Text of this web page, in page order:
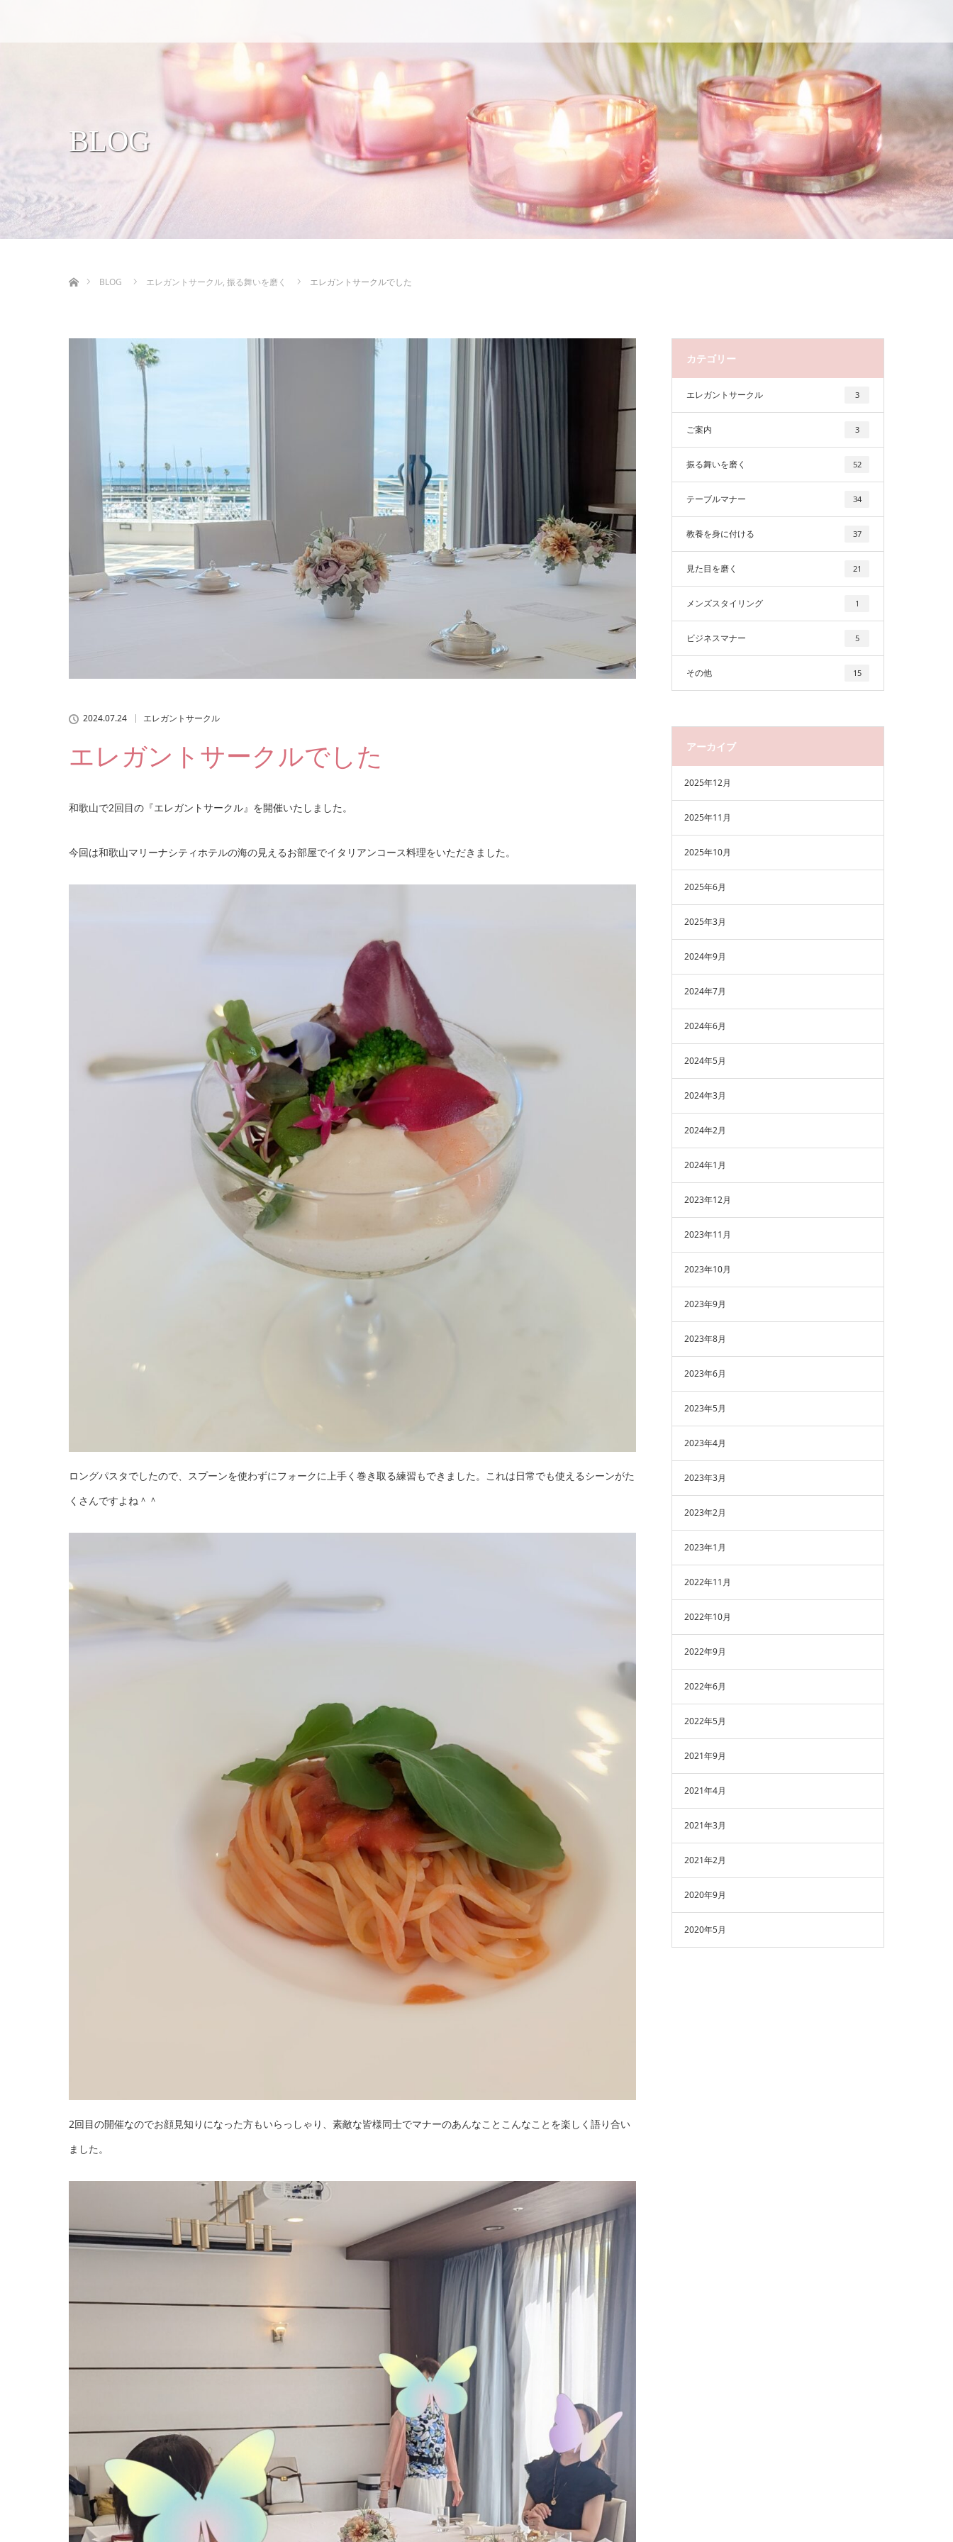
BLOG
BLOG
エレガントサークル, 振る舞いを磨く エレガントサークルでした
2024.07.24 エレガントサークル
エレガントサークルでした
和歌山で2回目の『エレガントサークル』を開催いたしました。
今回は和歌山マリーナシティホテルの海の見えるお部屋でイタリアンコース料理をいただきました。
ロングパスタでしたので、スプーンを使わずにフォークに上手く巻き取る練習もできました。これは日常でも使えるシーンがた
くさんですよね＾＾
2回目の開催なのでお顔見知りになった方もいらっしゃり、素敵な皆様同士でマナーのあんなことこんなことを楽しく語り合い
ました。
カテゴリー
エレガントサークル 3
ご案内 3
振る舞いを磨く 52
テーブルマナー 34
教養を身に付ける 37
見た目を磨く 21
メンズスタイリング 1
ビジネスマナー 5
その他 15
アーカイブ
2025年12月
2025年11月
2025年10月
2025年6月
2025年3月
2024年9月
2024年7月
2024年6月
2024年5月
2024年3月
2024年2月
2024年1月
2023年12月
2023年11月
2023年10月
2023年9月
2023年8月
2023年6月
2023年5月
2023年4月
2023年3月
2023年2月
2023年1月
2022年11月
2022年10月
2022年9月
2022年6月
2022年5月
2021年9月
2021年4月
2021年3月
2021年2月
2020年9月
2020年5月